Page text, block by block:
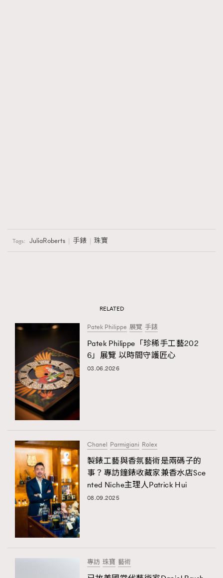
Tags: JuliaRoberts 手錶 珠寶
RELATED
Patek Philippe 展覽 手錶
Patek Philippe「珍稀手工藝202
6」展覽 以時間守護匠心
03.06.2026
Chanel Parmigiani Rolex
製錶工藝與香氛藝術是兩碼子的
事？專訪鐘錶收藏家兼香水店Sce
nted Niche主理人Patrick Hui
08.09.2025
專訪 珠寶 藝術